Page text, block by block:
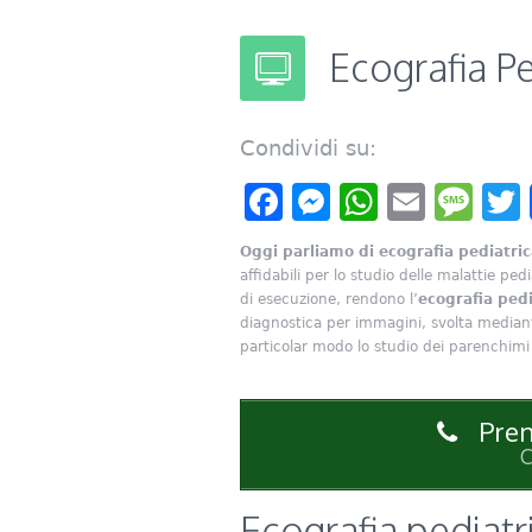
Ecografia
Condividi su:
Facebook
Messenger
Email
Oggi parliamo di ecografia
affidabili per lo studio delle malattie
di esecuzione, rendono l’ecografia
diagnostica per immagini, svolta
particolar modo lo studio dei